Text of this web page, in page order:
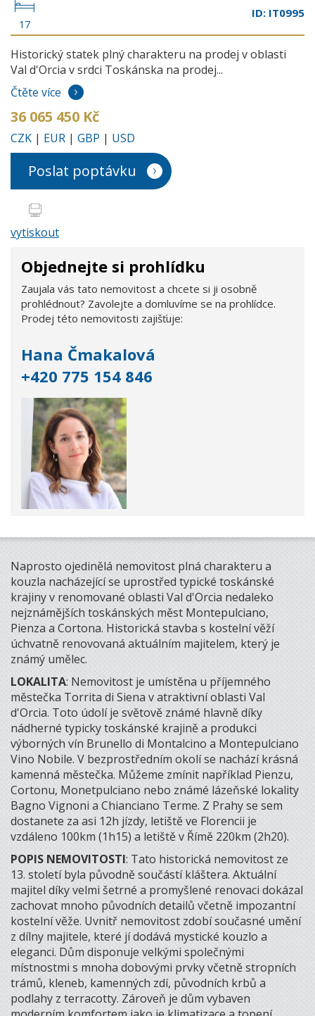
17
ID: IT0995
Historický statek plný charakteru na prodej v oblasti
Val d'Orcia v srdci Toskánska na prodej...
Čtěte více
36 065 450 Kč
CZK | EUR | GBP | USD
Poslat poptávku
vytiskout
Objednejte si prohlídku
Zaujala vás tato nemovitost a chcete si ji osobně
prohlédnout? Zavolejte a domluvíme se na prohlídce.
Prodej této nemovitosti zajišťuje:
Hana Čmakalová
+420 775 154 846
Naprosto ojedinělá nemovitost plná charakteru a
kouzla nacházející se uprostřed typické toskánské
krajiny v renomované oblasti Val d'Orcia nedaleko
nejznámějších toskánských měst Montepulciano,
Pienza a Cortona. Historická stavba s kostelní věží
úchvatně renovovaná aktuálním majitelem, který je
známý umělec.
LOKALITA: Nemovitost je umístěna u příjemného
městečka Torrita di Siena v atraktivní oblasti Val
d'Orcia. Toto údolí je světově známé hlavně díky
nádherné typicky toskánské krajině a produkci
výborných vín Brunello di Montalcino a Montepulciano
Vino Nobile. V bezprostředním okolí se nachází krásná
kamenná městečka. Můžeme zmínit například Pienzu,
Cortonu, Monetpulciano nebo známé lázeňské lokality
Bagno Vignoni a Chianciano Terme. Z Prahy se sem
dostanete za asi 12h jízdy, letiště ve Florencii je
vzdáleno 100km (1h15) a letiště v Římě 220km (2h20).
POPIS NEMOVITOSTI: Tato historická nemovitost ze
13. století byla původně součástí kláštera. Aktuální
majitel díky velmi šetrné a promyšlené renovaci dokázal
zachovat mnoho původních detailů včetně impozantní
kostelní věže. Uvnitř nemovitost zdobí současné umění
z dílny majitele, které jí dodává mystické kouzlo a
eleganci. Dům disponuje velkými společnými
místnostmi s mnoha dobovými prvky včetně stropních
trámů, kleneb, kamenných zdí, původních krbů a
podlahy z terracotty. Zároveň je dům vybaven